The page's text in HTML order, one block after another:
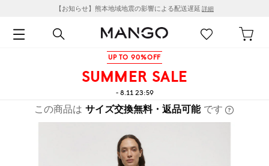
【お知らせ】熊本地域地震の影響による配送遅延 詳細
UP TO 90%OFF
SUMMER SALE
- 8.11 23:59
この商品は サイズ交換無料・返品可能 です